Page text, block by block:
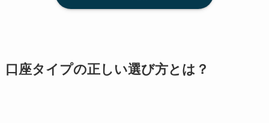
口座タイプの正しい選び方とは？